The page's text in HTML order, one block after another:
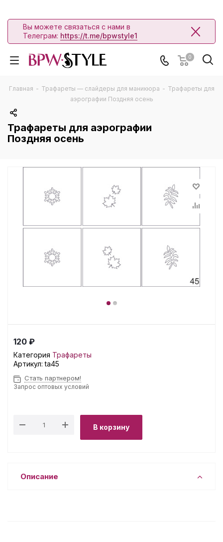
Вы можете связаться с нами в
Телеграм: https://t.me/bpwstyle1
0
Главная - Трафареты — слайдеры для маникюра - Трафареты для
аэрографии Поздняя осень
Трафареты для аэрографии
Поздняя осень
120 ₽
Категория Трафареты
Артикул:ta45
Стать партнером!
Запрос оптовых условий
В корзину
Описание